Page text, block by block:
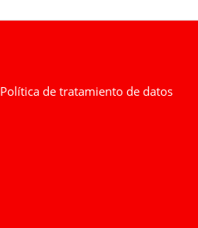
Política de tratamiento de datos